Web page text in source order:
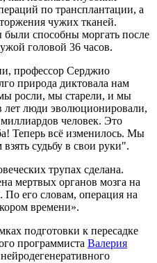
по трансплантации, а
чужих тканей.
способны моргать после
головой 36 часов.
профессор Серджио
природа диктовала нам
росли, мы старели, и мы
люди эволюционировали,
человек. Это
Теперь всё изменилось. Мы
судьбу в свои руки".
трупах сделана.
мертвых органов мозга на
По его словам, операция на
времени».
подготовки к пересадке
программиста Валерия